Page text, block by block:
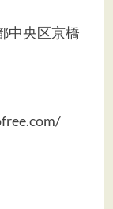
中央区京橋